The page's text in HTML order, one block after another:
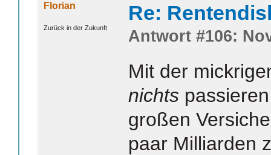
Florian
Zurück in der Zukunft
Re:
Antwort #106:
Mit der
nichts
großen
paar Milliarden